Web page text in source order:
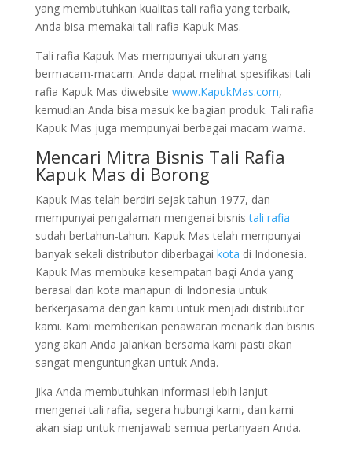
yang membutuhkan kualitas tali rafia yang terbaik,
Anda bisa memakai tali rafia Kapuk Mas.
Tali rafia Kapuk Mas mempunyai ukuran yang
bermacam-macam. Anda dapat melihat spesifikasi tali
rafia Kapuk Mas diwebsite www.KapukMas.com,
kemudian Anda bisa masuk ke bagian produk. Tali rafia
Kapuk Mas juga mempunyai berbagai macam warna.
Mencari Mitra Bisnis Tali Rafia
Kapuk Mas di Borong
Kapuk Mas telah berdiri sejak tahun 1977, dan
mempunyai pengalaman mengenai bisnistali rafia
sudah bertahun-tahun. Kapuk Mas telah mempunyai
banyak sekali distributor diberbagai kota di Indonesia.
Kapuk Mas membuka kesempatan bagi Anda yang
berasal dari kota manapun di Indonesia untuk
berkerjasama dengan kami untuk menjadi distributor
kami. Kami memberikan penawaran menarik dan bisnis
yang akan Anda jalankan bersama kami pasti akan
sangat menguntungkan untuk Anda.
Jika Anda membutuhkan informasi lebih lanjut
mengenai tali rafia, segera hubungi kami, dan kami
akan siap untuk menjawab semua pertanyaan Anda.